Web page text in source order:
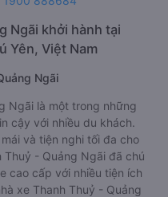
Ngãi khởi hành tại
Yên, Việt Nam
Ngãi
Ngãi là một trong những
cậy với nhiều du khách.
và tiện nghi tối đa cho
Thuỷ - Quảng Ngãi đã chú
cao cấp với nhiều tiện ích
xe Thanh Thuỷ - Quảng